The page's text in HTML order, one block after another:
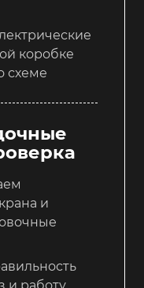
коробке
схеме
и